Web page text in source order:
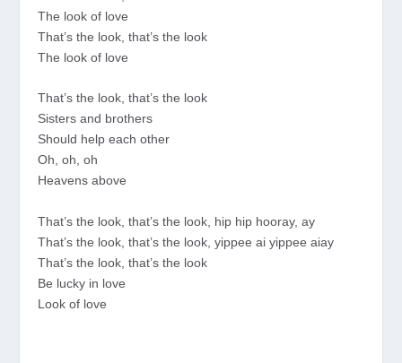
The look of love
That’s the look, that’s the look
The look of love
That’s the look, that’s the look
Sisters and brothers
Should help each other
Oh, oh, oh
Heavens above
That’s the look, that’s the look, hip hip hooray, ay
That’s the look, that’s the look, yippee ai yippee aiay
That’s the look, that’s the look
Be lucky in love
Look of love